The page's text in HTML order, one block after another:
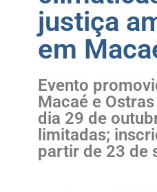
justiça
em
Evento
Macaé e
dia 29 de
limitadas;
partir de 23 de